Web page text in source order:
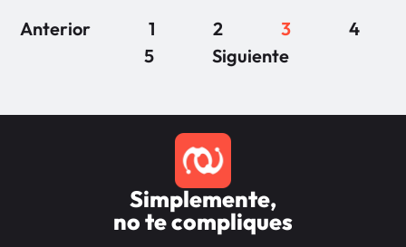
Anterior 1 2 3
4
5
Siguiente
Simplemente,
no te compliques